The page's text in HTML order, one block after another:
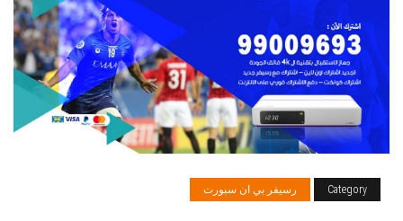
Category رسيفر بي ان سبورت